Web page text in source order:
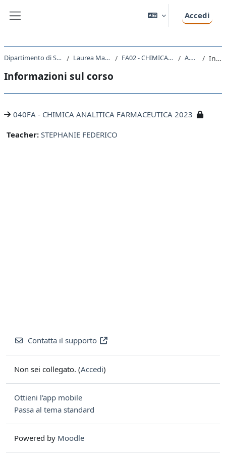
Accedi
Dipartimento di Scienze Chimiche e Farmaceutiche Laurea Magistrale Ciclo Unico 5 anni FA02 - CHIMICA E TECNOLOGIA FARMACEUTICHE A.A. 2023 - 2024 Introduzione
Informazioni sul corso
040FA - CHIMICA ANALITICA FARMACEUTICA 2023
Teacher: STEPHANIE FEDERICO
Contatta il supporto
Non sei collegato. (Accedi)
Ottieni l'app mobile
Passa al tema standard
Powered by Moodle